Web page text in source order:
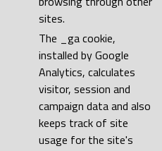
sites.
The _ga cookie,
installed by Google
Analytics, calculates
visitor, session and
campaign data and also
keeps track of site
usage for the site's